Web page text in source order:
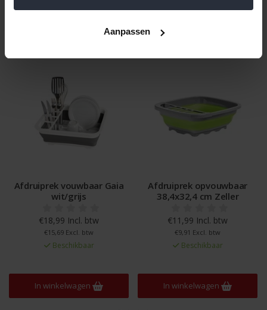
Aanpassen
Gerelateerde en alternatieve producten
Afdruiprek vouwbaar Gaia
wit/grijs
€18,99 Incl. btw
€15,69 Excl. btw
Beschikbaar
In winkelwagen
Afdruiprek opvouwbaar
38,4x32,4 cm Zeller
€11,99 Incl. btw
€9,91 Excl. btw
Beschikbaar
In winkelwagen